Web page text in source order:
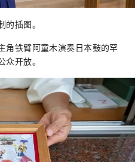
插图。
角铁臂阿童木演奏日本鼓的罕
开放。